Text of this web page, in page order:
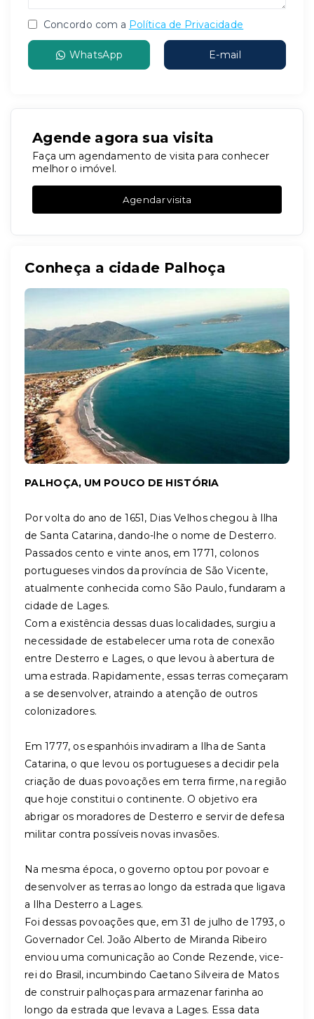
Concordo com a Política de Privacidade
WhatsApp E-mail
Agende agora sua visita
Faça um agendamento de visita para conhecer
melhor o imóvel.
Agendar visita
Conheça a cidade Palhoça
PALHOÇA, UM POUCO DE HISTÓRIA
Por volta do ano de 1651, Dias Velhos chegou à Ilha
de Santa Catarina, dando-lhe o nome de Desterro.
Passados cento e vinte anos, em 1771, colonos
portugueses vindos da província de São Vicente,
atualmente conhecida como São Paulo, fundaram a
cidade de Lages.
Com a existência dessas duas localidades, surgiu a
necessidade de estabelecer uma rota de conexão
entre Desterro e Lages, o que levou à abertura de
uma estrada. Rapidamente, essas terras começaram
a se desenvolver, atraindo a atenção de outros
colonizadores.
Em 1777, os espanhóis invadiram a Ilha de Santa
Catarina, o que levou os portugueses a decidir pela
criação de duas povoações em terra firme, na região
que hoje constitui o continente. O objetivo era
abrigar os moradores de Desterro e servir de defesa
militar contra possíveis novas invasões.
Na mesma época, o governo optou por povoar e
desenvolver as terras ao longo da estrada que ligava
a Ilha Desterro a Lages.
Foi dessas povoações que, em 31 de julho de 1793, o
Governador Cel. João Alberto de Miranda Ribeiro
enviou uma comunicação ao Conde Rezende, vice-
rei do Brasil, incumbindo Caetano Silveira de Matos
de construir palhoças para armazenar farinha ao
longo da estrada que levava a Lages. Essa data